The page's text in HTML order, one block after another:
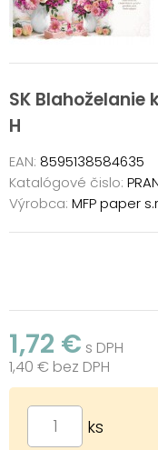
SK Blahoželanie
H
EAN: 8595138584635
Katalógové čislo:
Výrobca: MFP paper
1,72 € s DPH
1,40 € bez DPH
ks